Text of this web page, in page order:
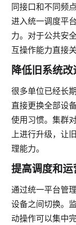
同接口和不同频
进入统一调度平
力。对于公共安
互操作能力直接
降低旧系统
很多单位已经长
直接更换全部设
使用习惯。集群
上进行升级，让
理能力。
提高调度和运
通过统一平台管
设备之间切换。
动操作可以集中